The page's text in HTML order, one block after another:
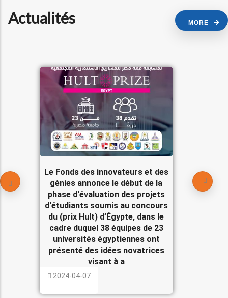
Actualités MORE
Le Fonds des innovateurs et des
génies annonce le début de la
phase d'évaluation des projets
d'étudiants soumis au concours
du (prix Hult) d’Égypte, dans le
cadre duquel 38 équipes de 23
universités égyptiennes ont
présenté des idées novatrices
visant à a
2024-04-07